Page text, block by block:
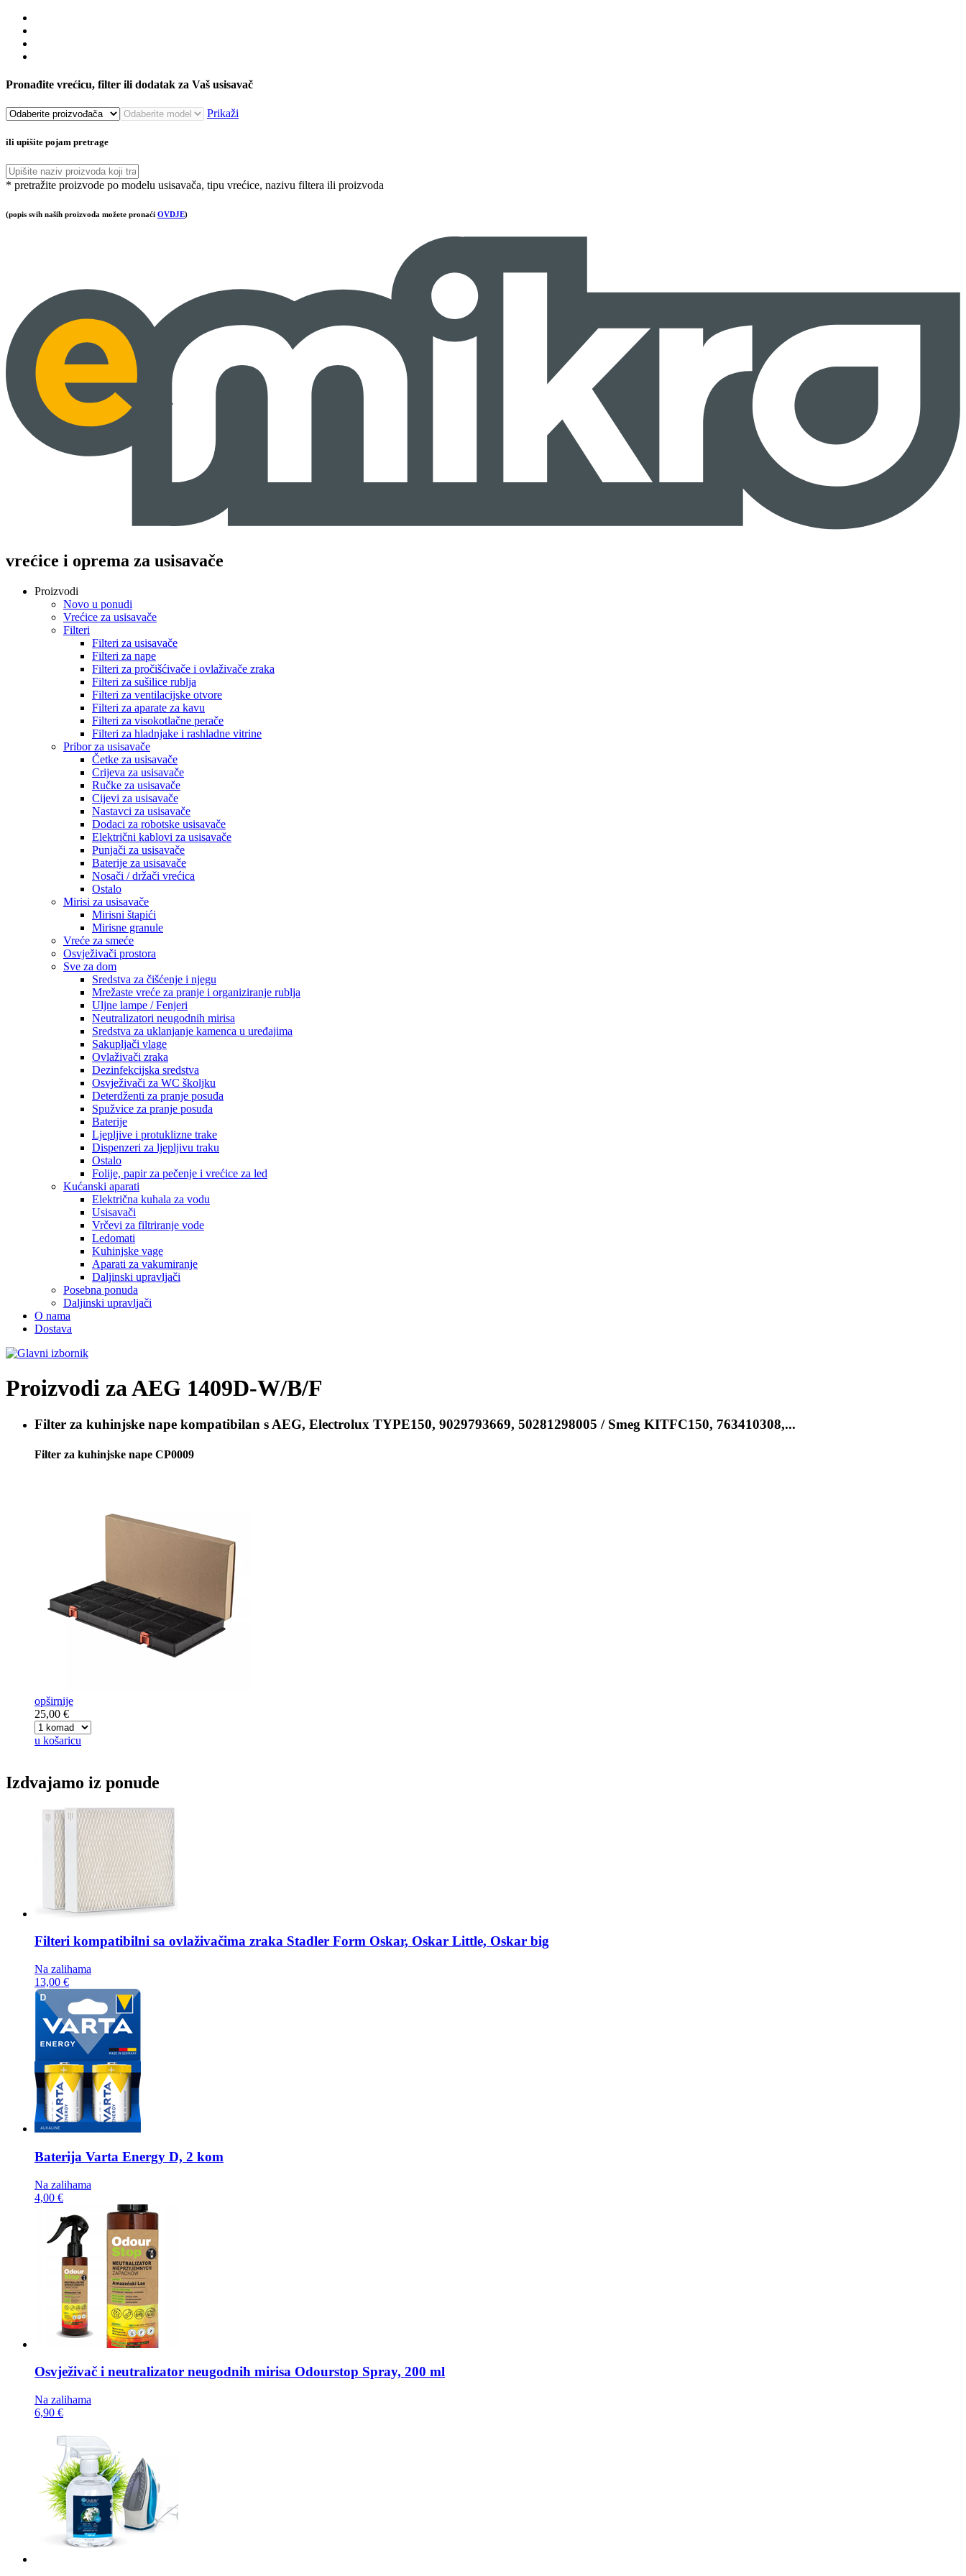
Pronađite vrećicu, filter ili dodatak za Vaš usisavač
Prikaži
ili upišite pojam pretrage
* pretražite proizvode po modelu usisavača, tipu vrećice, nazivu filtera ili proizvoda
(popis svih naših proizvoda možete pronaći OVDJE)
vrećice i oprema za usisavače
Proizvodi
Novo u ponudi
Vrećice za usisavače
Filteri
Filteri za usisavače
Filteri za nape
Filteri za pročišćivače i ovlaživače zraka
Filteri za sušilice rublja
Filteri za ventilacijske otvore
Filteri za aparate za kavu
Filteri za visokotlačne perače
Filteri za hladnjake i rashladne vitrine
Pribor za usisavače
Četke za usisavače
Crijeva za usisavače
Ručke za usisavače
Cijevi za usisavače
Nastavci za usisavače
Dodaci za robotske usisavače
Električni kablovi za usisavače
Punjači za usisavače
Baterije za usisavače
Nosači / držači vrećica
Ostalo
Mirisi za usisavače
Mirisni štapići
Mirisne granule
Vreće za smeće
Osvježivači prostora
Sve za dom
Sredstva za čišćenje i njegu
Mrežaste vreće za pranje i organiziranje rublja
Uljne lampe / Fenjeri
Neutralizatori neugodnih mirisa
Sredstva za uklanjanje kamenca u uređajima
Sakupljači vlage
Ovlaživači zraka
Dezinfekcijska sredstva
Osvježivači za WC školjku
Deterdženti za pranje posuđa
Spužvice za pranje posuđa
Baterije
Ljepljive i protuklizne trake
Dispenzeri za ljepljivu traku
Ostalo
Folije, papir za pečenje i vrećice za led
Kućanski aparati
Električna kuhala za vodu
Usisavači
Vrčevi za filtriranje vode
Ledomati
Kuhinjske vage
Aparati za vakumiranje
Daljinski upravljači
Posebna ponuda
Daljinski upravljači
O nama
Dostava
Proizvodi zaAEG 1409D-W/B/F
Filter za kuhinjske nape kompatibilan sAEG, Electrolux TYPE150, 9029793669, 50281298005 / Smeg KITFC150, 763410308,...
Filter za kuhinjske nape CP0009
opširnije
25,00 €
u košaricu
Izdvajamo iz ponude
Filteri kompatibilni sa ovlaživačima zraka Stadler Form Oskar, Oskar Little, Oskar big
Na zalihama
13,00 €
Baterija Varta Energy D, 2 kom
Na zalihama
4,00 €
Osvježivač i neutralizator neugodnih mirisa Odourstop Spray, 200 ml
Na zalihama
6,90 €